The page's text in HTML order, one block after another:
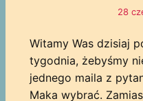
28
Witamy Was dzisiaj
tygodnia, żebyśmy
jednego maila z
Maka wybrać.